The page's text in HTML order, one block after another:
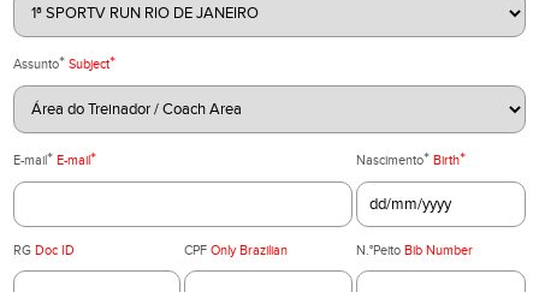
Assunto* Subject*
E-mail* E-mail* Nascimento* Birth*
RG Doc ID CPF Only Brazilian N.°Peito Bib Number